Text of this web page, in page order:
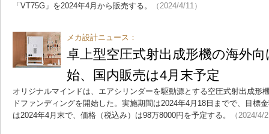
「VT75G」を2024年4月から販売する。
（2024/4/11）
メカ設計ニュース：
卓上型空圧式射出成形機の海外
始、国内販売は4月末予定
オリジナルマインドは、エアシリンダーを駆動源とする空圧式射出成形
ドファンディングを開始した。実施期間は2024年4月18日までで、目標
は2024年4月末で、価格（税込み）は98万8000円を予定する。
（2024/4/